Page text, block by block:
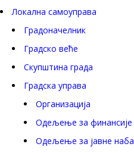
Локална самоуправа
Градоначелник
Градско веће
Скупштина града
Градска управа
Организација
Одељење за финансије
Одељење за јавне